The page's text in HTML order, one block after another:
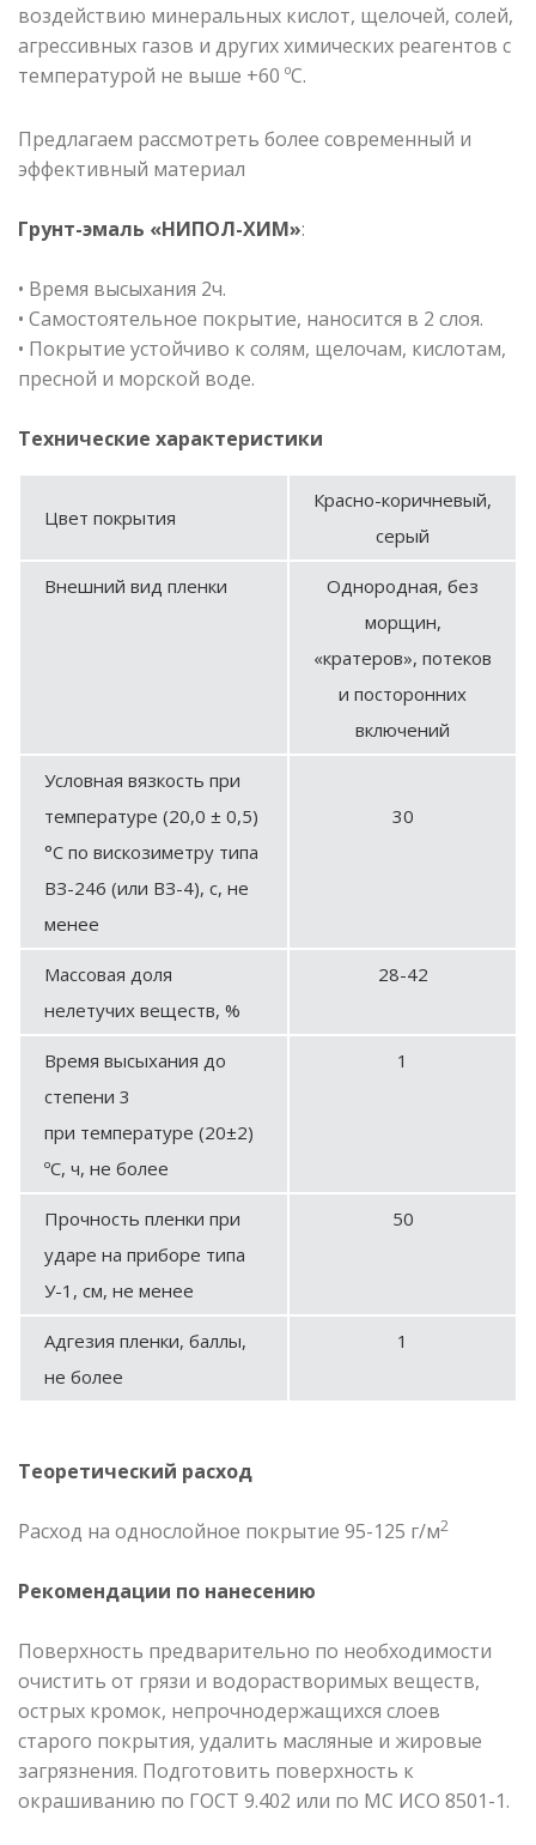
воздействию минеральных кислот, щелочей, солей,
агрессивных газов и других химических реагентов с
температурой не выше +60 ºС.
Предлагаем рассмотреть более современный и
эффективный материал
Грунт-эмаль «НИПОЛ-ХИМ»:
• Время высыхания 2ч.
• Самостоятельное покрытие, наносится в 2 слоя.
• Покрытие устойчиво к солям, щелочам, кислотам,
пресной и морской воде.
Технические характеристики
Цвет покрытия
Красно-коричневый,
серый
Внешний вид пленки
Однородная, без
морщин,
«кратеров», потеков
и посторонних
включений
Условная вязкость при
температуре (20,0 ± 0,5)
°С по вискозиметру типа
ВЗ-246 (или ВЗ-4), с, не
менее
30
Массовая доля
нелетучих веществ, %
28-42
Время высыхания до
степени 3
при температуре (20±2)
ºС, ч, не более
1
Прочность пленки при
ударе на приборе типа
У-1, см, не менее
50
Адгезия пленки, баллы,
не более
1
Теоретический расход
Расход на однослойное покрытие 95-125 г/м2
Рекомендации по нанесению
Поверхность предварительно по необходимости
очистить от грязи и водорастворимых веществ,
острых кромок, непрочнодержащихся слоев
старого покрытия, удалить масляные и жировые
загрязнения. Подготовить поверхность к
окрашиванию по ГОСТ 9.402 или по МС ИСО 8501-1.